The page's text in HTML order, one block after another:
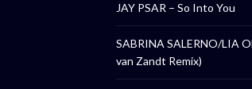
JAY PSAR – So Into You
SABRINA SALERNO/LIA
van Zandt Remix)